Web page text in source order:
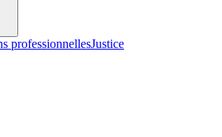
professionnellesJustice